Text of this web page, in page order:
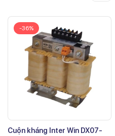
-36%
Cuộn kháng Inter Win DX07-